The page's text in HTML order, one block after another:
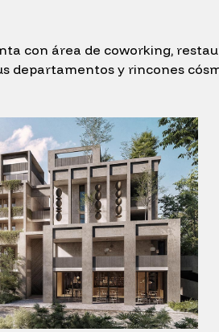
con área de coworking,
departamentos y rincones